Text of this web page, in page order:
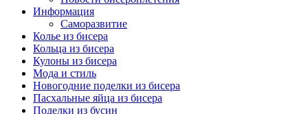
Информация
Саморазвитие
Колье из бисера
Кольца из бисера
Кулоны из бисера
Мода и стиль
Новогодние поделки из бисера
Пасхальные яйца из бисера
Поделки из бусин